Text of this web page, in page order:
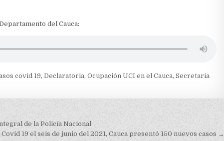
del Cauca:
covid 19,Declaratoria,Ocupación UCI en el Cauca,Secretaría
de la Policía Nacional
19 el seis de junio del 2021, Cauca presentó 150 nuevos casos →